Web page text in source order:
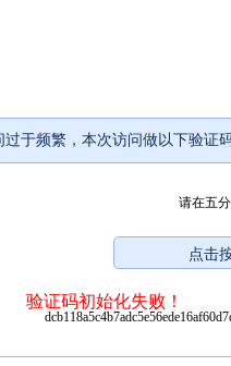
过于频繁，本次访问做以下验证码
请在五
验证码初始化失败！